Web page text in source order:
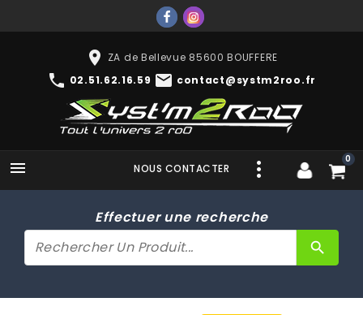
place ZA de Bellevue 85600 BOUFFERE
phone 02.51.62.16.59 mail contact@systm2roo.fr
 0
NOUS CONTACTER
Effectuer une recherche
search